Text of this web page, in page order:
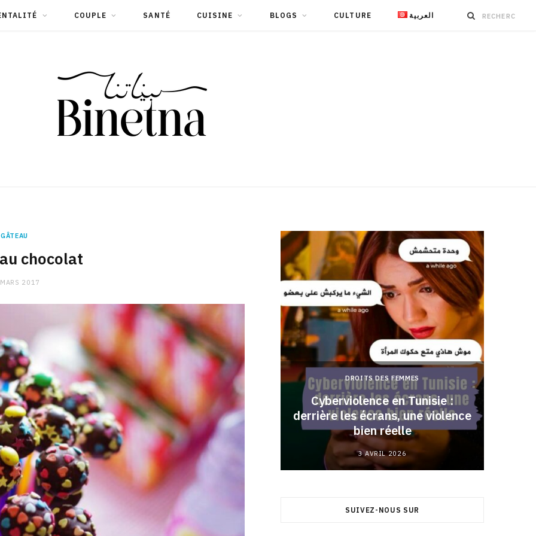
COUPLE SANTÉ CUISINE BLOGS CULTURE العربية
GÂTEAU
chocolat
2017
CHARGE MENTALE
Stress après le travail :
comment relâcher la pression
9 JANVIER 2026
DROITS DES FEMMES
Cyberviolence en Tunisie :
derrière les écrans, une violence
bien réelle
3 AVRIL 2026
SUIVEZ-NOUS SUR